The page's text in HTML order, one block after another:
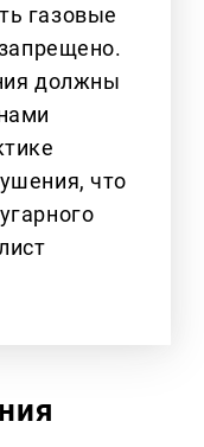
газовые
должны
что